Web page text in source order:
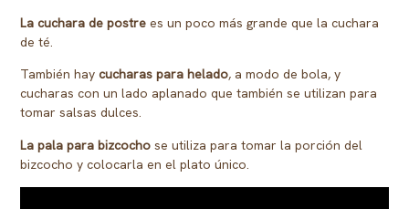
La cuchara de postre es un poco más grande que la cuchara
de té.
También haycucharas para helado, a modo de bola, y
cucharas con un lado aplanado que también se utilizan para
tomar salsas dulces.
La pala para bizcocho se utiliza para tomar la porción del
bizcocho y colocarla en el plato único.